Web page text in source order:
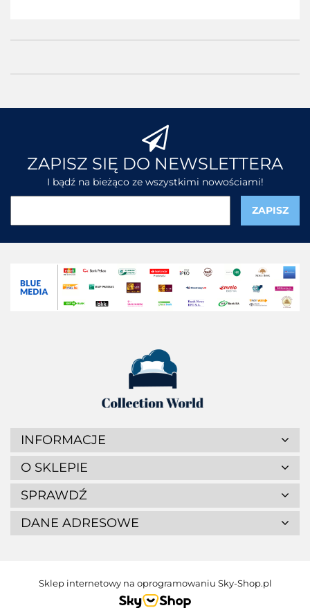
ZAPISZ SIĘ DO NEWSLETTERA
I bądź na bieżąco ze wszystkimi nowościami!
INFORMACJE
O SKLEPIE
SPRAWDŹ
DANE ADRESOWE
Sklep internetowy na oprogramowaniu Sky-Shop.pl